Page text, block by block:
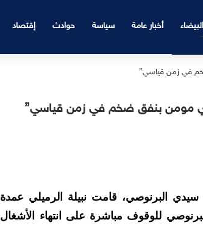
أخبار عامة سياسة حوادث إقتصاد
مومن بنفق ضخم في زمن قياسي”
البرنوصي، قامت نبيلة الرميلي عمدة
للوقوف مباشرة على انتهاء الأشغال